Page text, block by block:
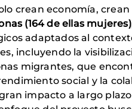
crean economía,
(164 de ellas mujeres)
adaptados al
incluyendo la
migrantes, que
social y la
impacto a largo